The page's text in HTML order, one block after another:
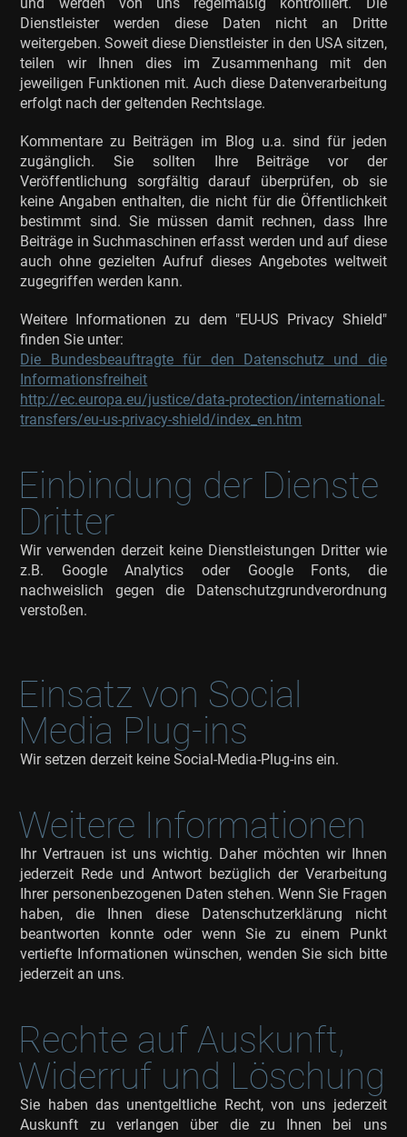
Dienstleister werden diese Daten nicht an Dritte
weitergeben. Soweit diese Dienstleister in den USA sitzen,
teilen wir Ihnen dies im Zusammenhang mit den
jeweiligen Funktionen mit. Auch diese Datenverarbeitung
erfolgt nach der geltenden Rechtslage.
Kommentare zu Beiträgen im Blog u.a. sind für jeden
zugänglich. Sie sollten Ihre Beiträge vor der
Veröffentlichung sorgfältig darauf überprüfen, ob sie
keine Angaben enthalten, die nicht für die Öffentlichkeit
bestimmt sind. Sie müssen damit rechnen, dass Ihre
Beiträge in Suchmaschinen erfasst werden und auf diese
auch ohne gezielten Aufruf dieses Angebotes weltweit
zugegriffen werden kann.
Weitere Informationen zu dem "EU-US Privacy Shield"
finden Sie unter:
Die Bundesbeauftragte für den Datenschutz und die
Informationsfreiheit
http://ec.europa.eu/justice/data-protection/international-
transfers/eu-us-privacy-shield/index_en.htm
Einbindung der Dienste
Dritter
Wir verwenden derzeit keine Dienstleistungen Dritter wie
z.B. Google Analytics oder Google Fonts, die
nachweislich gegen die Datenschutzgrundverordnung
verstoßen.
Einsatz von Social
Media Plug-ins
Wir setzen derzeit keine Social-Media-Plug-ins ein.
Weitere Informationen
Ihr Vertrauen ist uns wichtig. Daher möchten wir Ihnen
jederzeit Rede und Antwort bezüglich der Verarbeitung
Ihrer personenbezogenen Daten stehen. Wenn Sie Fragen
haben, die Ihnen diese Datenschutzerklärung nicht
beantworten konnte oder wenn Sie zu einem Punkt
vertiefte Informationen wünschen, wenden Sie sich bitte
jederzeit an uns.
Rechte auf Auskunft,
Widerruf und Löschung
Sie haben das unentgeltliche Recht, von uns jederzeit
Auskunft zu verlangen über die zu Ihnen bei uns